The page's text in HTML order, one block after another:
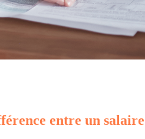
entre un